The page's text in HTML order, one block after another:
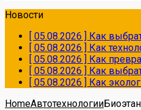
Новости
[ 05.08.2026 ] Как
[ 05.08.2026 ] Как
[ 05.08.2026 ] Как
[ 05.08.2026 ] Как
[ 05.08.2026 ] Как
HomeАвтотехнологии